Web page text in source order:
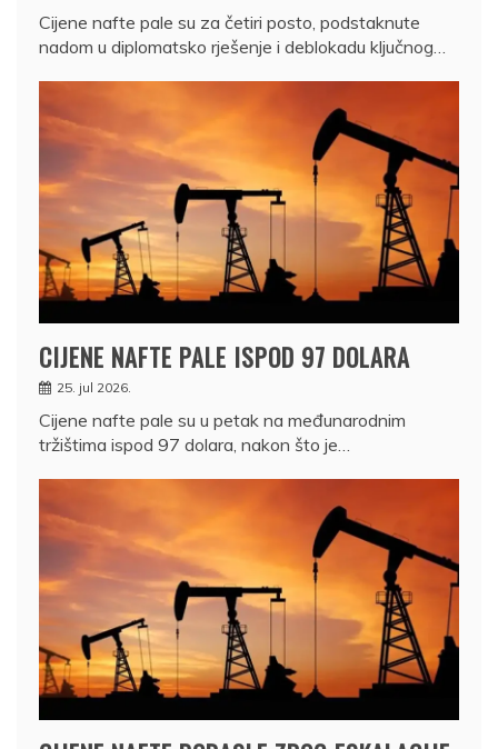
Cijene nafte pale su za četiri posto, podstaknute
nadom u diplomatsko rješenje i deblokadu ključnog…
CIJENE NAFTE PALE ISPOD 97 DOLARA
25. jul 2026.
Cijene nafte pale su u petak na međunarodnim
tržištima ispod 97 dolara, nakon što je…